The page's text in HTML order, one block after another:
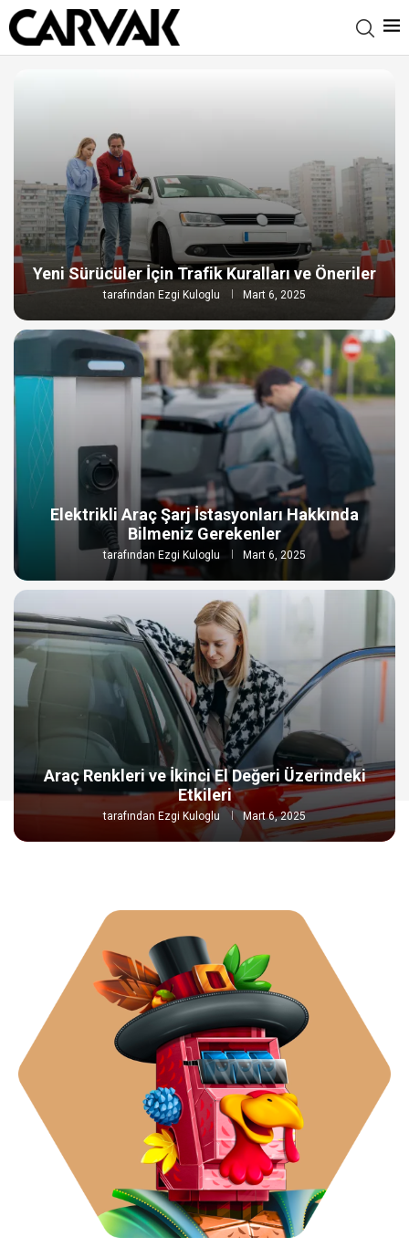
Yeni Sürücüler İçin Trafik Kuralları ve Öneriler
tarafından Ezgi Kuloglu Mart 6, 2025
Elektrikli Araç Şarj İstasyonları Hakkında
Bilmeniz Gerekenler
tarafından Ezgi Kuloglu Mart 6, 2025
Araç Renkleri ve İkinci El Değeri Üzerindeki
Etkileri
tarafından Ezgi Kuloglu Mart 6, 2025